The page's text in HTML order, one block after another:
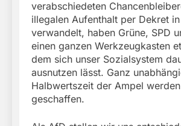
verabschiedeten
illegalen Aufenthalt per Dekret
verwandelt, haben Grüne, SPD
einen ganzen Werkzeugkasten
dem sich unser Sozialsystem
ausnutzen lässt. Ganz
Halbwertszeit der Ampel
geschaffen.